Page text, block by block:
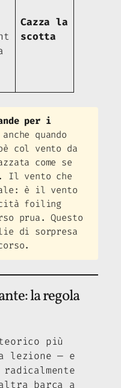
Cazza la
scotta
per i
anche quando
col vento da
come se
Il vento che
è il vento
foiling
prua. Questo
di sorpresa
la regola
più
lezione — e
barca a